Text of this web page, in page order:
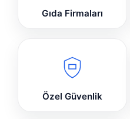
Gıda Firmaları
Özel Güvenlik